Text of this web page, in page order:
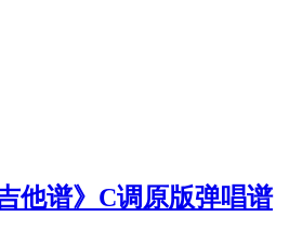
他谱》C调原版弹唱谱